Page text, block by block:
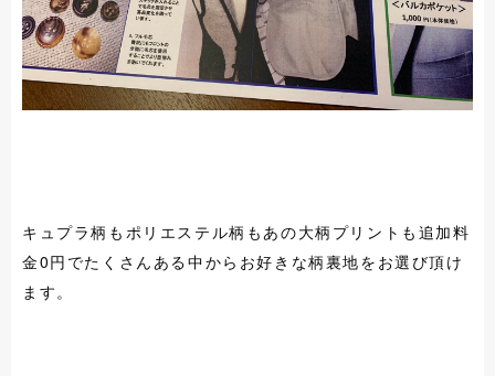
キュプラ柄もポリエステル柄もあの大柄プリントも追加料
金0円でたくさんある中からお好きな柄裏地をお選び頂け
ます。